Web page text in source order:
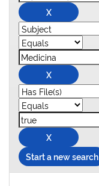
Start a new search